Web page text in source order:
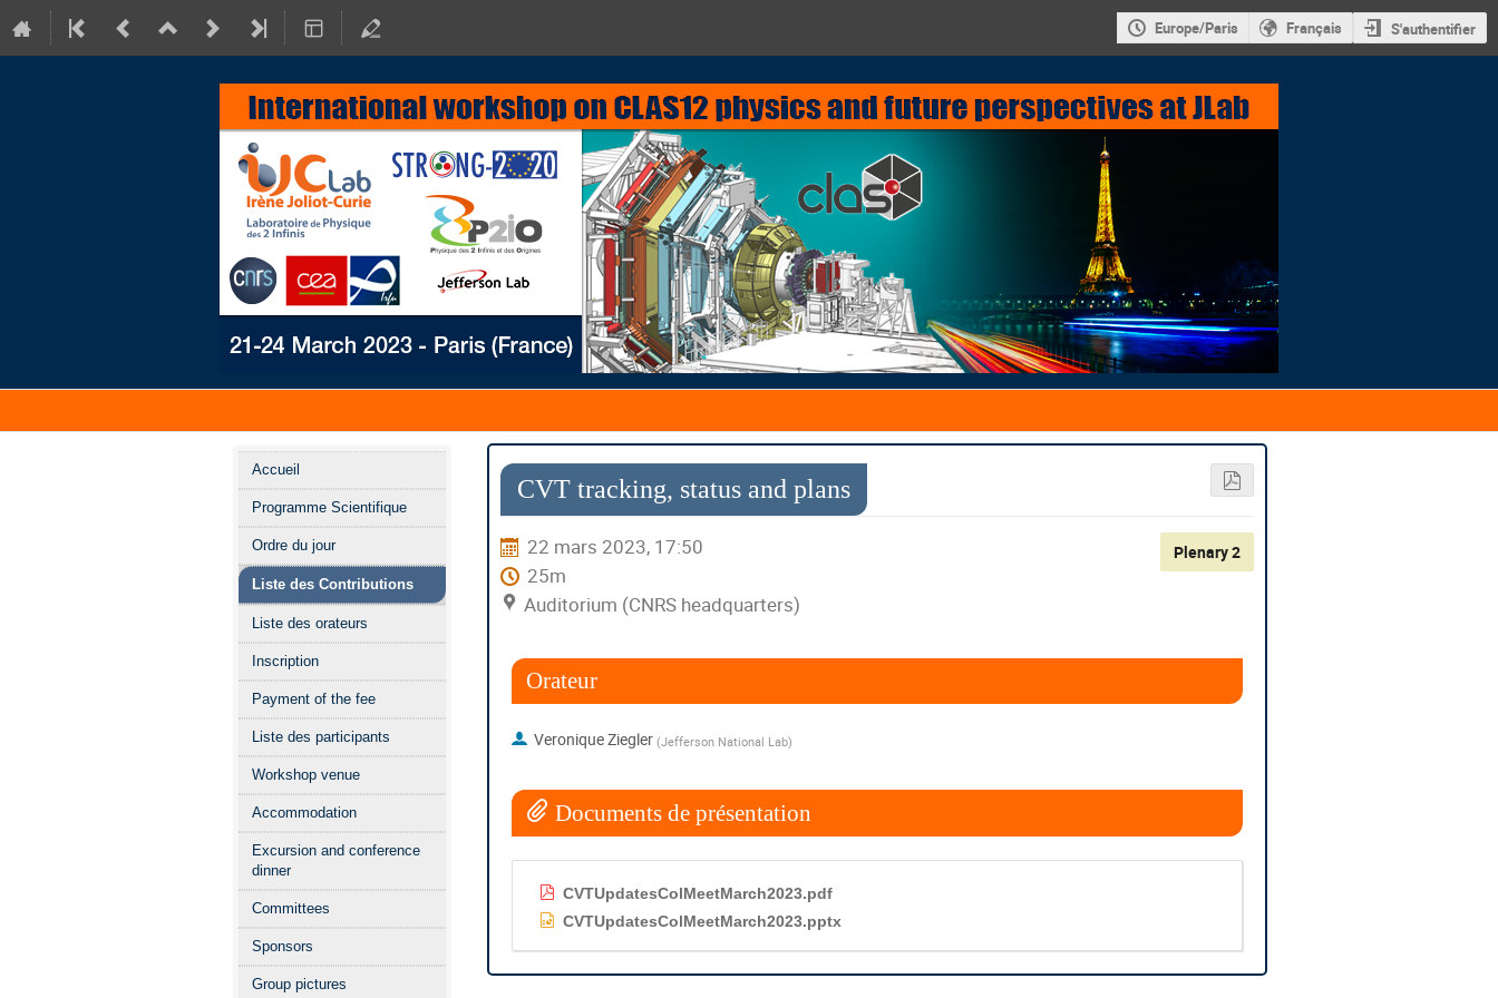
Europe/Paris Français S'authentifier
Menu
de
l'événement
Accueil
Programme Scientifique
Ordre du jour
Liste des Contributions
Liste des orateurs
Inscription
Payment of the fee
Liste des participants
Workshop venue
Accommodation
Excursion and conference
dinner
Committees
Sponsors
Group pictures
CVT tracking, status and plans
22 mars 2023, 17:50
25m
Auditorium (CNRS headquarters)
Plenary 2
Orateur
Veronique Ziegler (Jefferson National Lab)
Documents de présentation
CVTUpdatesColMeetMarch2023.pdf
CVTUpdatesColMeetMarch2023.pptx